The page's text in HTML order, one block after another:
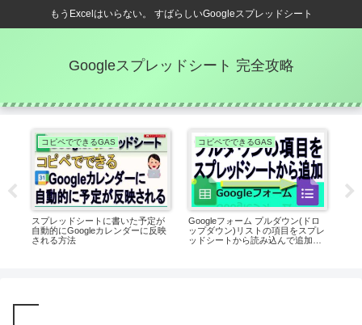
もうExcelはいらない。 すばらしいGoogleスプレッドシート
Googleスプレッドシート 完全攻略
コピペでできるGAS
スプレッドシートに書いた予定が
自動的にGoogleカレンダーに反映
される方法
コピペでできるGAS
Googleフォーム プルダウン(ドロ
ップダウン)リストの項目をスプレ
ッドシートから読み込んで追加す